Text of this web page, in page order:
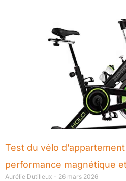
Test du vélo
performance magnétique
Aurélie Dutilleux 26 mars 2026